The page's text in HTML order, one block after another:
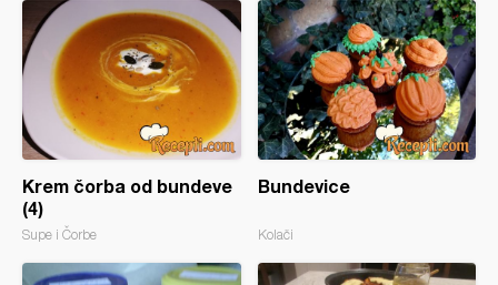
Krem čorba od bundeve
(4)
Supe i Čorbe
Bundevice
Kolači